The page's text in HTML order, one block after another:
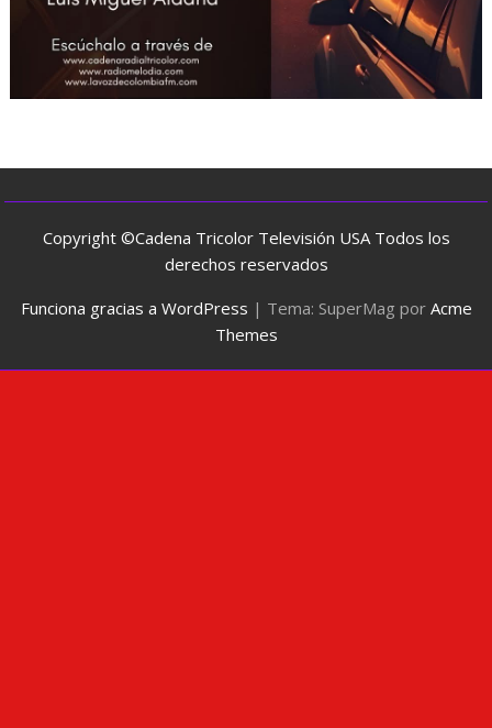
Copyright ©Cadena Tricolor Televisión USA Todos los
derechos reservados
Funciona gracias a WordPress | Tema: SuperMag por Acme
Themes